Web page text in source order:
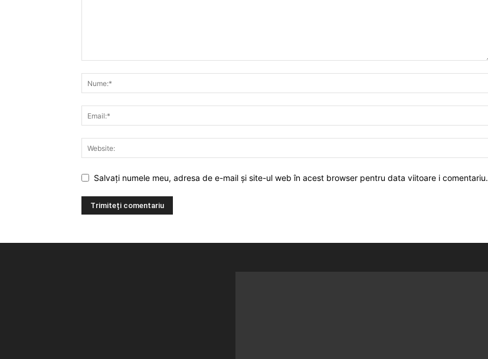
Salvați numele meu, adresa de e-mail și site-ul web în acest browser pentru data viitoare i comentariu.